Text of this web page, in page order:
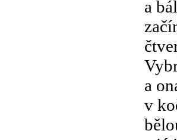
a
a
v